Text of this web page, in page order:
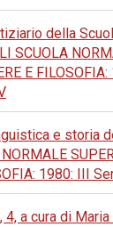
della
SCUOLA
E
e storia
1980: III
4, a cura di